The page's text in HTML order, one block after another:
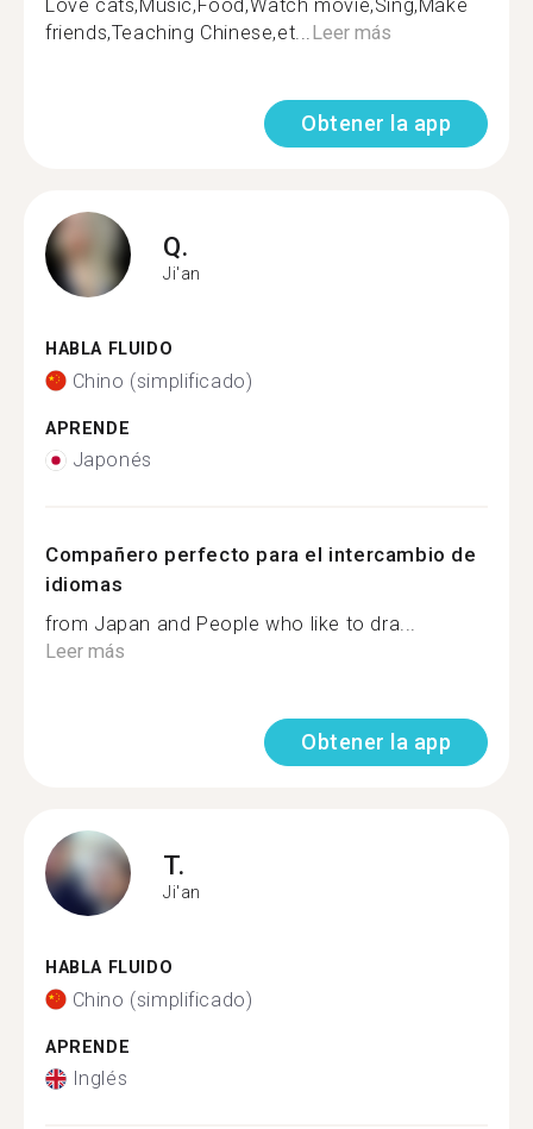
Love cats,Music,Food,Watch movie,Sing,Make
friends,Teaching Chinese,et...Leer más
Obtener la app
Q.
Ji'an
HABLA FLUIDO
Chino (simplificado)
APRENDE
Japonés
Compañero perfecto para el intercambio de
idiomas
from Japan and People who like to dra...
Leer más
Obtener la app
T.
Ji'an
HABLA FLUIDO
Chino (simplificado)
APRENDE
Inglés